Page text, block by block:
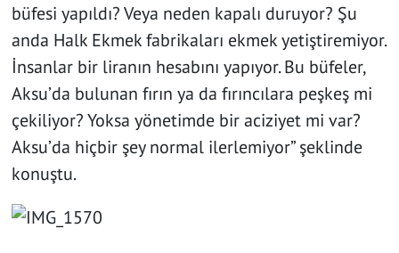
büfesi yapıldı? Veya neden kapalı duruyor? Şu
anda Halk Ekmek fabrikaları ekmek yetiştiremiyor.
İnsanlar bir liranın hesabını yapıyor. Bu büfeler,
Aksu’da bulunan fırın ya da fırıncılara peşkeş mi
çekiliyor? Yoksa yönetimde bir aciziyet mi var?
Aksu’da hiçbir şey normal ilerlemiyor” şeklinde
konuştu.